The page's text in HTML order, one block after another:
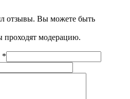
отзывы. Вы можете быть
проходят модерацию.
*